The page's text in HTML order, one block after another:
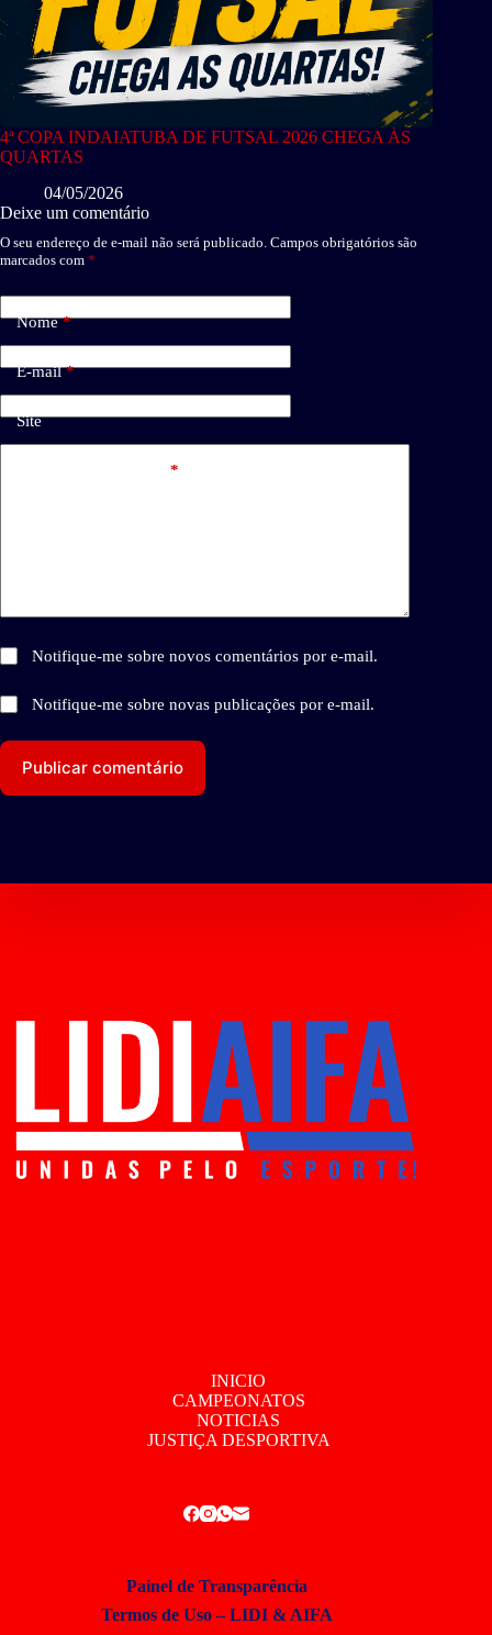
4ª COPA INDAIATUBA DE FUTSAL 2026 CHEGA ÀS
QUARTAS
04/05/2026
Deixe um comentário
O seu endereço de e-mail não será publicado. Campos obrigatórios são
marcados com *
Nome*
E-mail*
Site
*
Notifique-me sobre novos comentários por e-mail.
Notifique-me sobre novas publicações por e-mail.
Publicar comentário
INICIO
CAMPEONATOS
NOTICIAS
JUSTIÇA DESPORTIVA
Painel de Transparência
Termos de Uso – LIDI & AIFA